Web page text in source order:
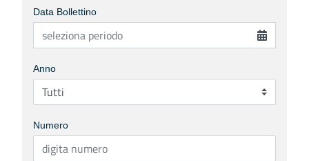
Data Bollettino
Anno
Numero